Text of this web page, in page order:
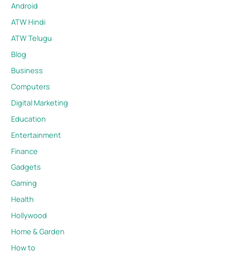
Android
ATW Hindi
ATW Telugu
Blog
Business
Computers
Digital Marketing
Education
Entertainment
Finance
Gadgets
Gaming
Health
Hollywood
Home & Garden
How to